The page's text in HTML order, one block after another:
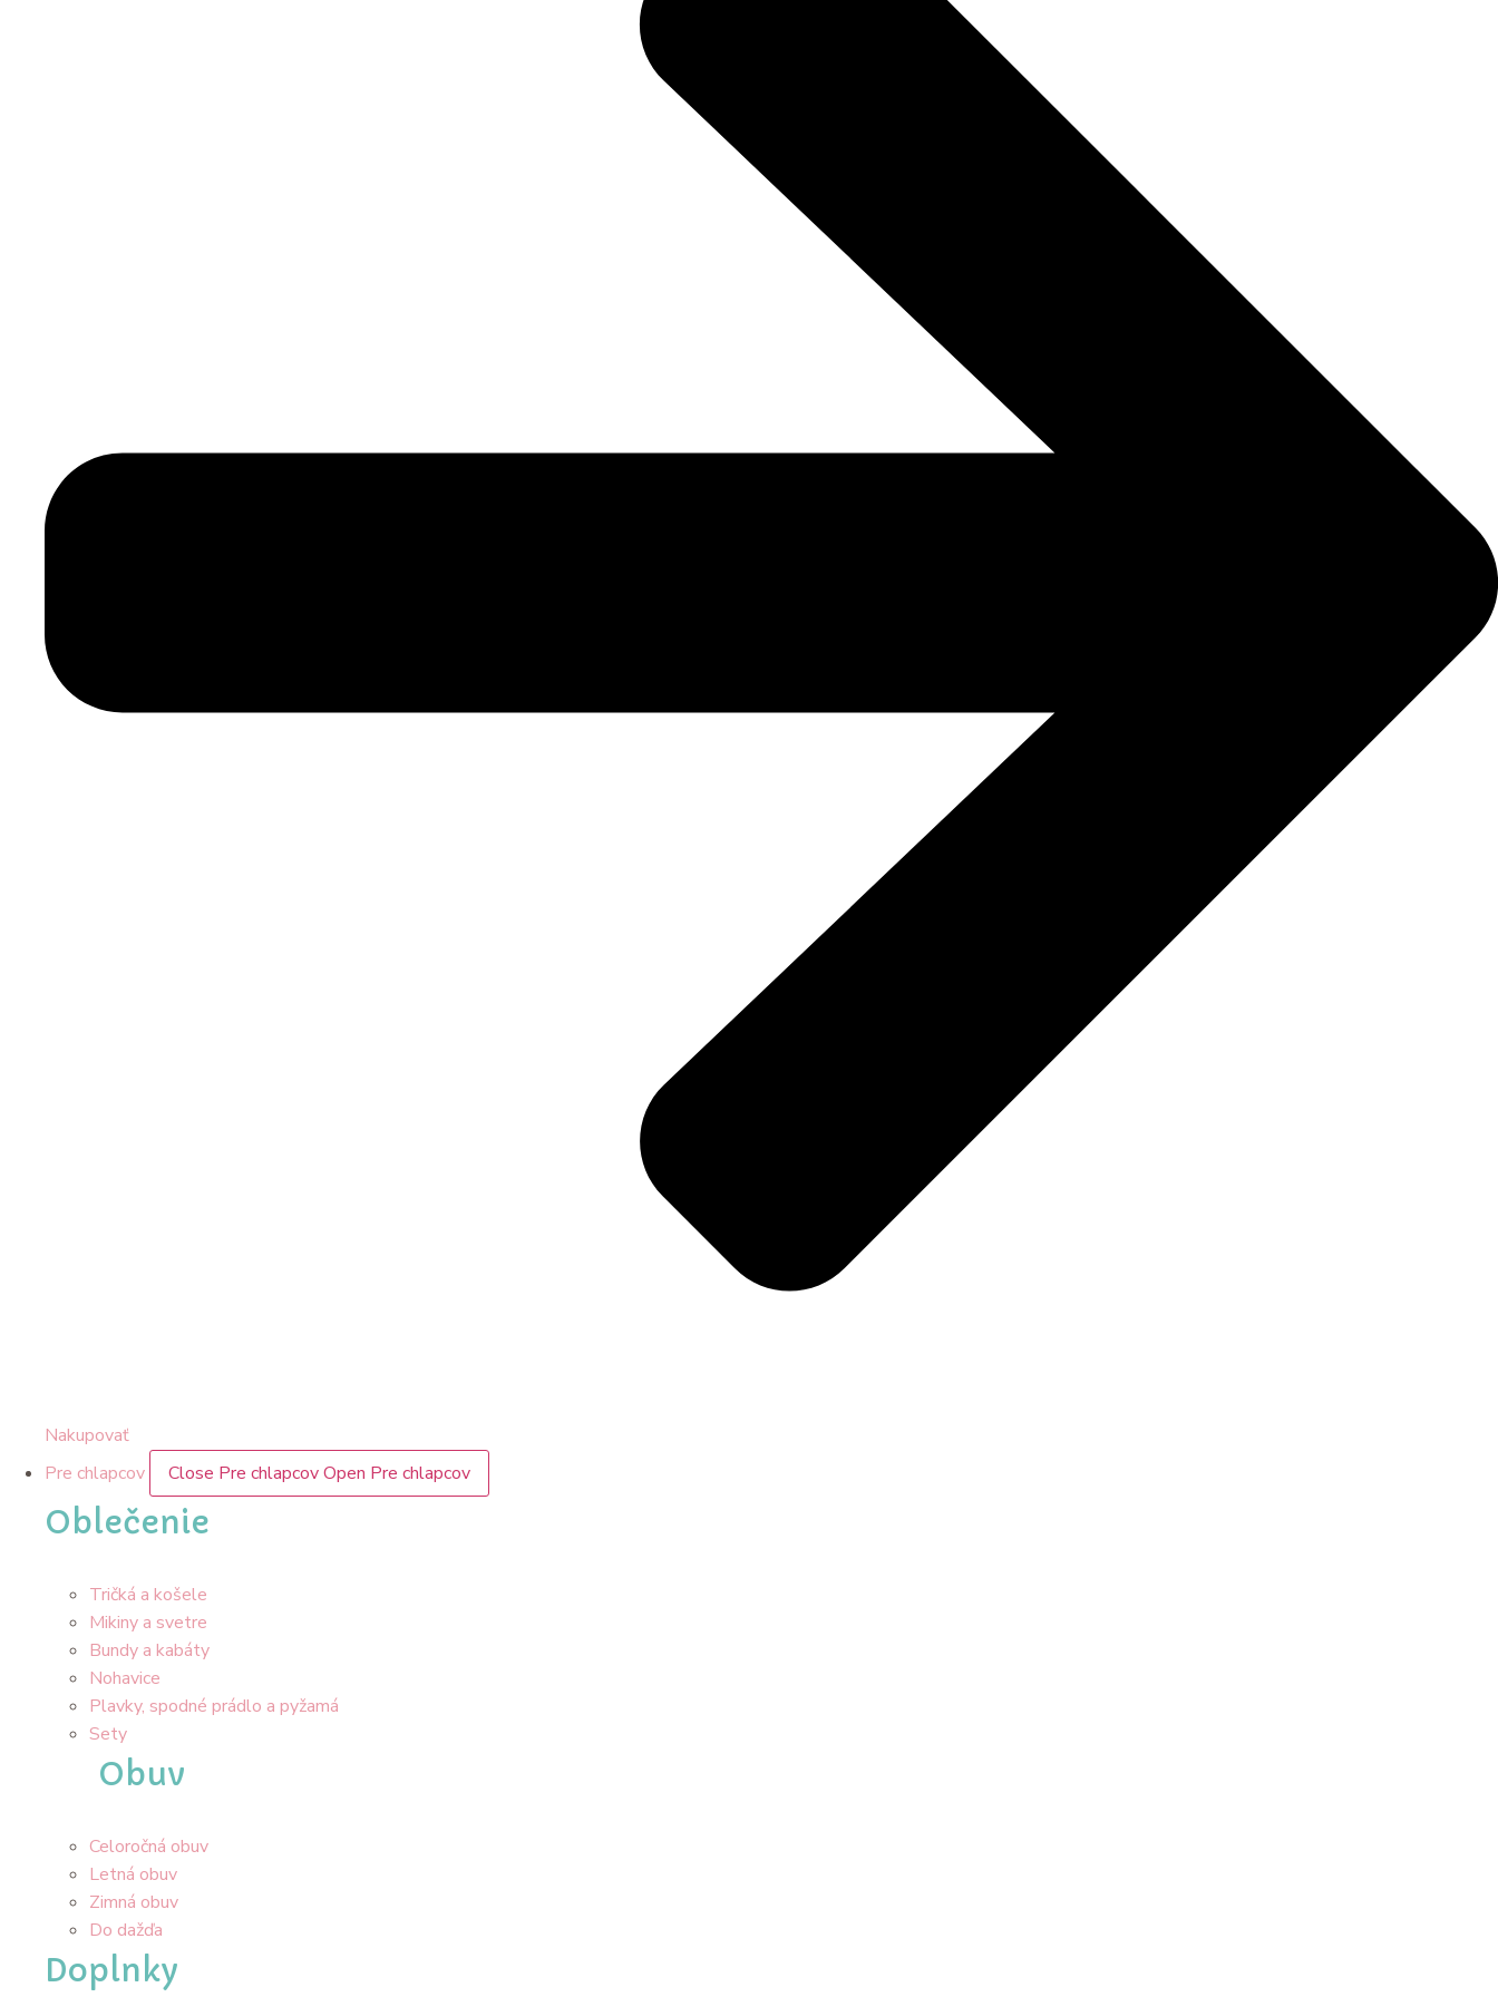
Nakupovať
Pre chlapcov
Close Pre chlapcovOpen Pre chlapcov
Oblečenie
Tričká a košele
Mikiny a svetre
Bundy a kabáty
Nohavice
Plavky, spodné prádlo a pyžamá
Sety
Obuv
Celoročná obuv
Letná obuv
Zimná obuv
Do dažďa
Doplnky